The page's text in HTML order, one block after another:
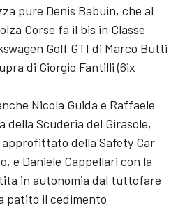
pure Denis Babuin, che al
Corse fa il bis in Classe
Golf GTI di Marco Butti
di Giorgio Fantilli (6ix
Nicola Guida e Raffaele
della Scuderia del Girasole,
della Safety Car
e Daniele Cappellari con la
in autonomia dal tuttofare
patito il cedimento